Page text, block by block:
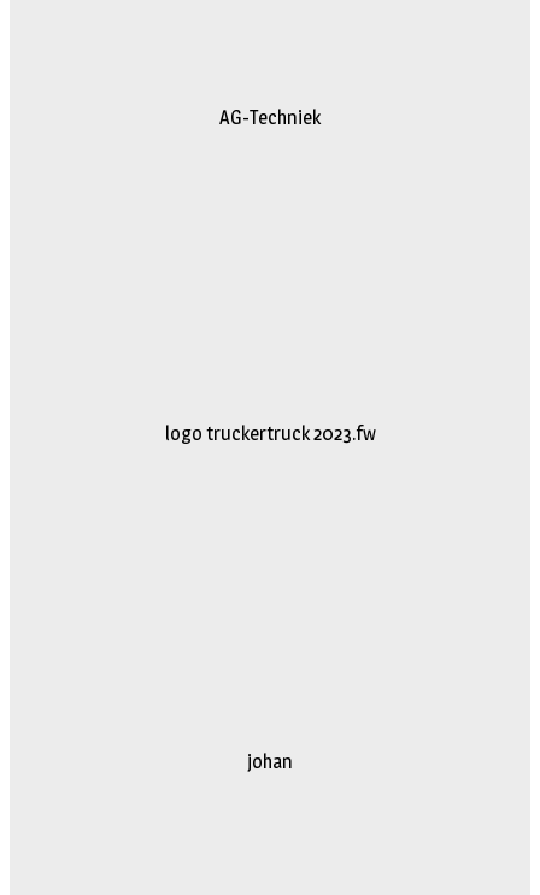
AG-Techniek
logo truckertruck 2023.fw
johan